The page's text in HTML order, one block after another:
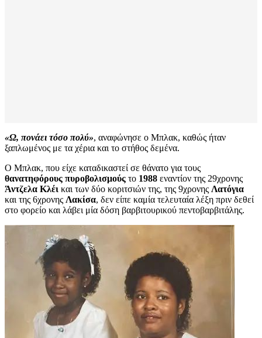
«Ω, πονάει τόσο πολύ», αναφώνησε ο Μπλακ, καθώς ήταν
ξαπλωμένος με τα χέρια και το στήθος δεμένα.
Ο Μπλακ, που είχε καταδικαστεί σε θάνατο για τους
θανατηφόρους πυροβολισμούς το 1988 εναντίον της 29χρονης
Άντζελα Κλέι και των δύο κοριτσιών της, της 9χρονης Λατόγια
και της 6χρονης Λακίσα, δεν είπε καμία τελευταία λέξη πριν δεθεί
στο φορείο και λάβει μία δόση βαρβιτουρικού πεντοβαρβιτάλης.